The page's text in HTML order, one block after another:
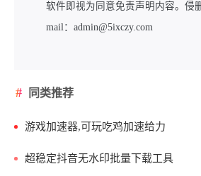
软件即视为同意免责声明内容。侵
mail：admin@5ixczy.com
同类推荐
游戏加速器,可玩吃鸡加速给力
超稳定抖音无水印批量下载工具